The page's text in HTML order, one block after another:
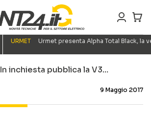
URMET Urmet presenta Alpha Total Black,
In inchiesta pubblica la V3…
9 Maggio 2017